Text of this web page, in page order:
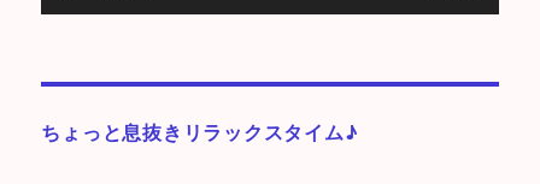
声
レ
ヤ
ちょっと息抜きリラックスタイム♪